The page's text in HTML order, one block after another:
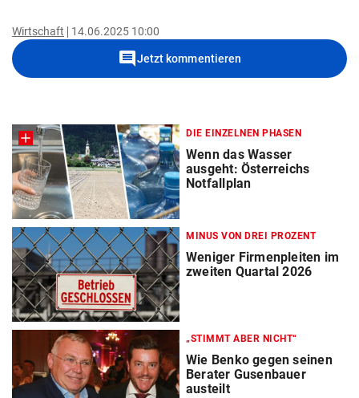
Wirtschaft 14.06.2025 10:00
commentJetzt kommentieren
DIE EINZELNEN PHASEN
Wenn das Wasser
ausgeht: Österreichs
Notfallplan
MINUS VON DREI PROZENT
Weniger Firmenpleiten im
zweiten Quartal 2026
„STIMMT ABER NICHT“
Wie Benko gegen seinen
Berater Gusenbauer
austeilt